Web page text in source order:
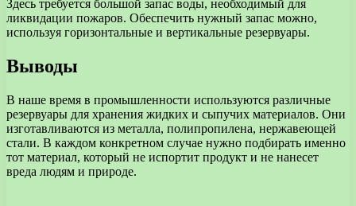
Здесь требуется большой запас воды, необходимый для
ликвидации пожаров. Обеспечить нужный запас можно,
используя горизонтальные и вертикальные резервуары.
Выводы
В наше время в промышленности используются различные
резервуары для хранения жидких и сыпучих материалов. Они
изготавливаются из металла, полипропилена, нержавеющей
стали. В каждом конкретном случае нужно подбирать именно
тот материал, который не испортит продукт и не нанесет
вреда людям и природе.